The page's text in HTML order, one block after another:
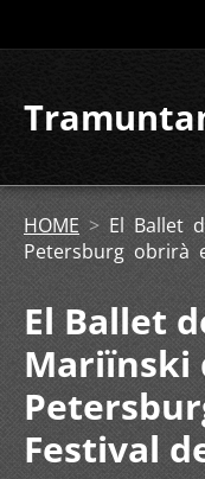
HOME > El Ballet
Petersburg obrirà
El Ballet
Mariïnski
Festival